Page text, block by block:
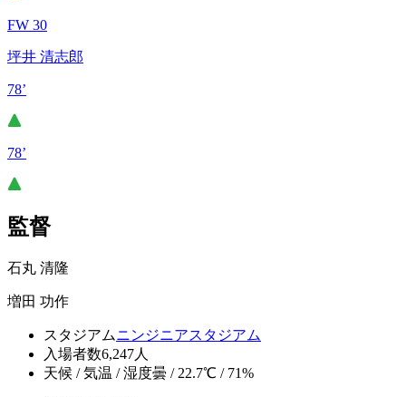
FW 30
坪井 清志郎
78’
78’
監督
石丸 清隆
増田 功作
スタジアムニンジニアスタジアム
入場者数6,247人
天候 / 気温 / 湿度曇 / 22.7℃ / 71%